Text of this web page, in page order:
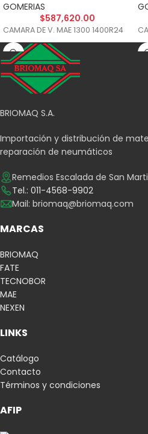
GOMERIAS
$587,620.00
CAMARA DE V. MAE 1300 1400R24
BRIOMAQ S.A.
Importación y distribución de
reparación de neumáticos
Remedios Escalada de San
Tel.: 011-4568-9902
Mail: briomaq@briomaq.com
MARCAS
BRIOMAQ
FATE
TECNOBOR
MAE
NEXEN
LINKS
Catálogo
Contacto
Términos y condiciones
AFIP